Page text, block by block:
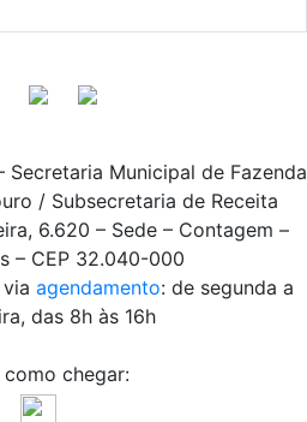
Secretaria Municipal de Fazenda
/ Subsecretaria de Receita
6.620 – Sede – Contagem –
– CEP 32.040-000
agendamento: de segunda a
das 8h às 16h
como chegar: